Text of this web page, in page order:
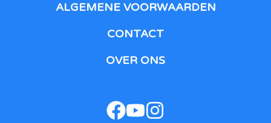
ALGEMENE VOORWAARDEN
CONTACT
OVER ONS
facebook
youtube